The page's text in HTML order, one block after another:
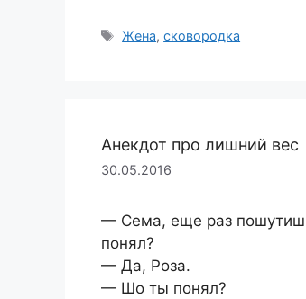
Метки
Жена,сковородка
Анекдот про лишний вес
30.05.2016
— Сема, еще раз
понял?
— Да, Роза.
— Шо ты понял?